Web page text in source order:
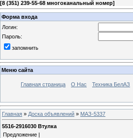
[8 (351) 239-55-68 многоканальный номер]
Форма входа
Логин:
Пароль:
запомнить
Меню сайта
Главная страница О Нас Техника БелАЗ
Главная » Доска объявлений » МАЗ-5337
5516-2916030 Втулка
Предложение |